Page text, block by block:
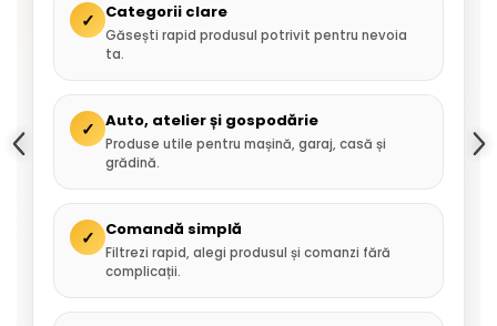
✓ Categorii clare
Găsești rapid produsul potrivit pentru nevoia
ta.
✓ Auto, atelier și gospodărie
Produse utile pentru mașină, garaj, casă și
grădină.
✓ Comandă simplă
Filtrezi rapid, alegi produsul și comanzi fără
complicații.